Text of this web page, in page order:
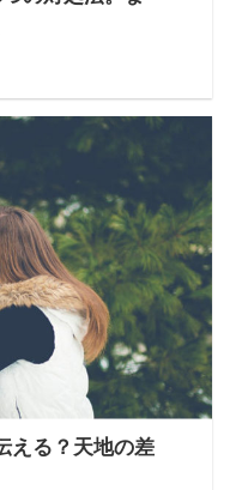
える？天地の差